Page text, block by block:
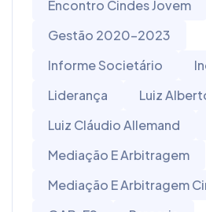
Encontro Cindes Jovem
Gestão 2020-2023
Informe Societário
Liderança
Luiz
Luiz Cláudio Allemand
Mediação E Arbitragem
Mediação E Arbitragem